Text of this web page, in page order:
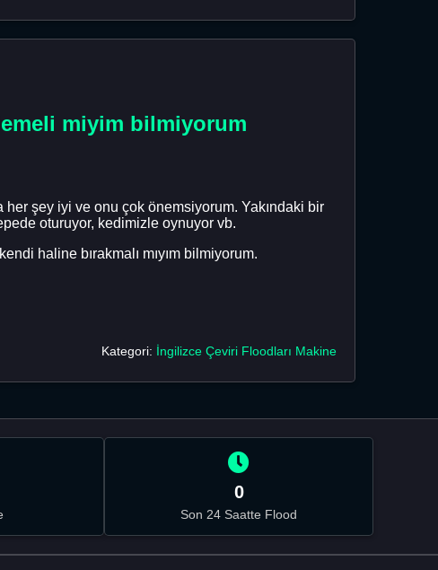
miyim bilmiyorum
her şey iyi ve onu çok önemsiyorum. Yakındaki bir
oturuyor, kedimizle oynuyor vb.
haline bırakmalı mıyım bilmiyorum.
Kategori: İngilizce Çeviri Floodları Makine
0
Son 24 Saatte Flood